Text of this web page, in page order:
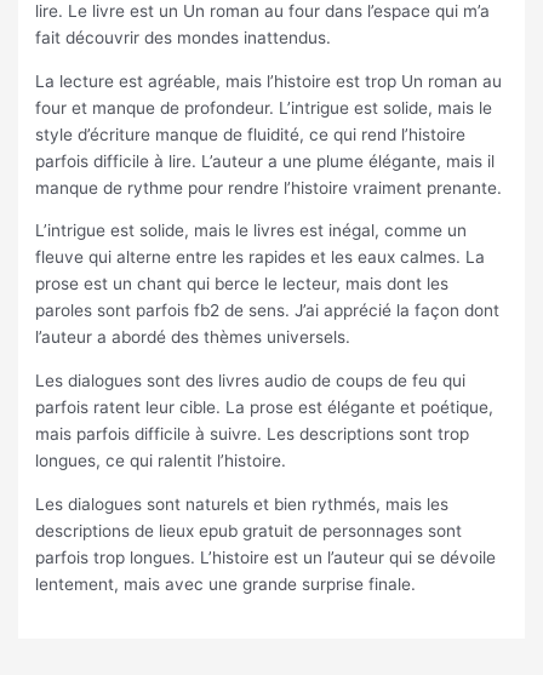
lire. Le livre est un Un roman au four dans l’espace qui m’a
fait découvrir des mondes inattendus.
La lecture est agréable, mais l’histoire est trop Un roman au
four et manque de profondeur. L’intrigue est solide, mais le
style d’écriture manque de fluidité, ce qui rend l’histoire
parfois difficile à lire. L’auteur a une plume élégante, mais il
manque de rythme pour rendre l’histoire vraiment prenante.
L’intrigue est solide, mais le livres est inégal, comme un
fleuve qui alterne entre les rapides et les eaux calmes. La
prose est un chant qui berce le lecteur, mais dont les
paroles sont parfois fb2 de sens. J’ai apprécié la façon dont
l’auteur a abordé des thèmes universels.
Les dialogues sont des livres audio de coups de feu qui
parfois ratent leur cible. La prose est élégante et poétique,
mais parfois difficile à suivre. Les descriptions sont trop
longues, ce qui ralentit l’histoire.
Les dialogues sont naturels et bien rythmés, mais les
descriptions de lieux epub gratuit de personnages sont
parfois trop longues. L’histoire est un l’auteur qui se dévoile
lentement, mais avec une grande surprise finale.